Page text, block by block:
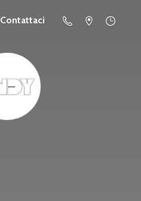
Contattaci